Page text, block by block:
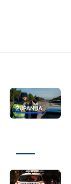
ŽUPANIJA